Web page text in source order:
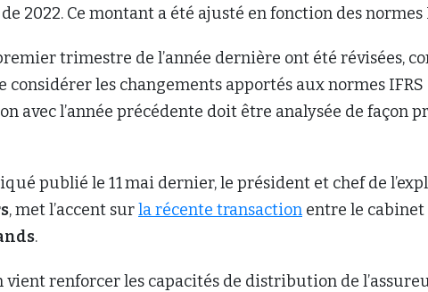
2022. Ce montant a été ajusté en fonction des normes
trimestre de l’année dernière ont été révisées,
considérer les changements apportés aux normes
avec l’année précédente doit être analysée de façon
publié le 11 mai dernier, le président et chef de
, met l’accent surla récente transaction entre le cabinet
.
vient renforcer les capacités de distribution de